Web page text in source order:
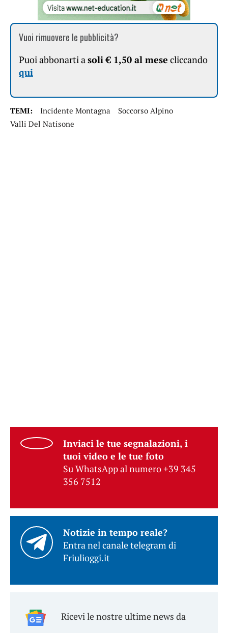
Vuoi rimuovere le pubblicità?
Puoi abbonarti asoli € 1,50 al mese cliccando
qui
TEMI: Incidente Montagna
Soccorso Alpino
Valli Del Natisone
Inviaci le tue segnalazioni, i
tuoi video e le tue foto
Su WhatsApp al numero +39 345
356 7512
Notizie in tempo reale?
Entra nel canale telegram di
Friulioggi.it
Ricevi le nostre ultime news da